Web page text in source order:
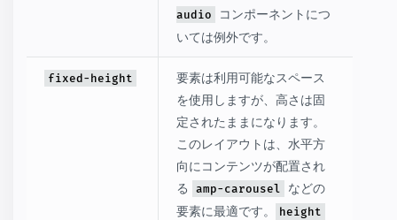
audio
コンポーネントにつ
いては例外です。
fixed-height
要素は利用可能なスペース
を使用しますが、高さは固
定されたままになります。
このレイアウトは、水平方
向にコンテンツが配置され
る
amp-carousel
などの
要素に最適です。
height